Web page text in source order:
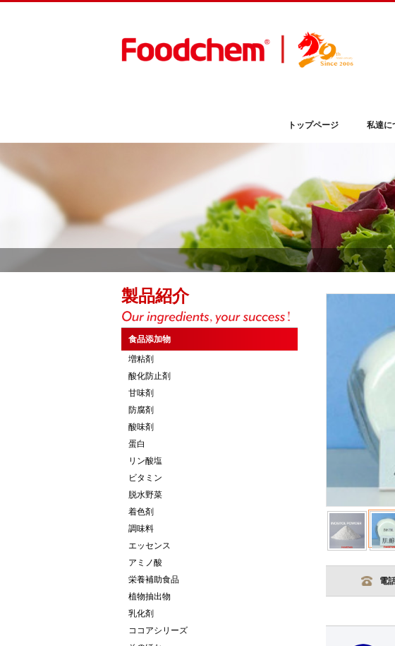
トップページ 私達に
製品紹介
食品添加物
増粘剤
酸化防止剤
甘味剤
防腐剤
酸味剤
蛋白
リン酸塩
ビタミン
脱水野菜
着色剤
調味料
エッセンス
アミノ酸
栄養補助食品
植物抽出物
乳化剤
ココアシリーズ
電